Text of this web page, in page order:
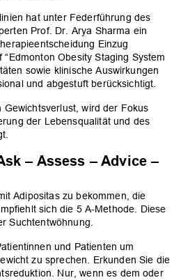
hat unter Federführung des
Prof. Dr. Arya Sharma ein
Einzug
Obesity Staging System
sowie klinische Auswirkungen
und abgestuft berücksichtigt.
wird der Fokus
der Lebensqualität und des
– Assess – Advice –
Adipositas zu bekommen, die
sich die 5 A-Methode. Diese
Suchtentwöhnung.
und Patienten um
zu sprechen. Erkunden Sie die
Nur, wenn es dem oder